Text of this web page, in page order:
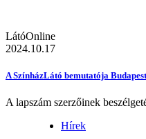
LátóOnline
2024.10.17
A SzínházLátó bemutatója
A lapszám szerzőinek
Hírek